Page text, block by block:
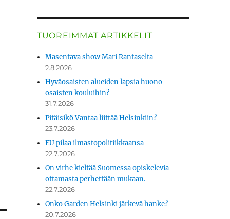
TUOREIMMAT ARTIKKELIT
Masentava show Mari Rantaselta
2.8.2026
Hyväosaisten alueiden lapsia huono-
osaisten kouluihin?
31.7.2026
Pitäisikö Vantaa liittää Helsinkiin?
23.7.2026
EU pilaa ilmastopolitiikkaansa
22.7.2026
On virhe kieltää Suomessa opiskelevia
ottamasta perhettään mukaan.
22.7.2026
Onko Garden Helsinki järkevä hanke?
20.7.2026